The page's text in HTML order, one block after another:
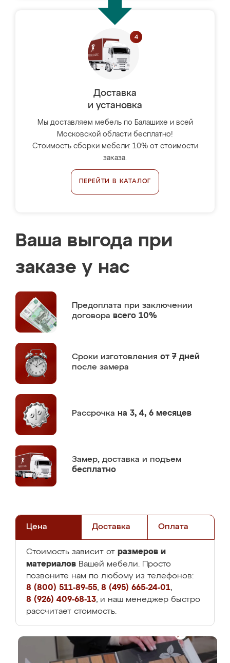
Доставка
и установка
Мы доставляем мебель по Балашихе и всей
Московской области бесплатно!
Стоимость сборки мебели: 10% от стоимости
заказа.
ПЕРЕЙТИ В КАТАЛОГ
Ваша выгода при
заказе у нас
Предоплата при заключении
договора всего 10%
Сроки изготовления от 7 дней
после замера
Рассрочка на 3, 4, 6 месяцев
Замер, доставка и подъем
бесплатно
Цена Доставка Оплата
Стоимость зависит от размеров и
материалов Вашей мебели. Просто
позвоните нам по любому из телефонов:
8 (800) 511-89-55, 8 (495) 665-24-01,
8 (926) 409-68-13, и наш менеджер быстро
рассчитает стоимость.